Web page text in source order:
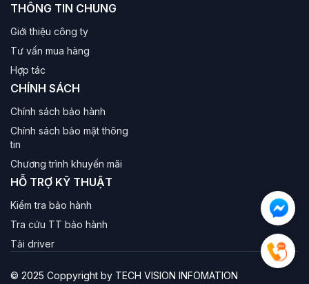
THÔNG TIN CHUNG
Giới thiệu công ty
Tư vấn mua hàng
Hợp tác
CHÍNH SÁCH
Chính sách bảo hành
Chính sách bảo mật thông
tin
Chương trình khuyến mãi
HỖ TRỢ KỸ THUẬT
Kiểm tra bảo hành
Tra cứu TT bảo hành
Tải driver
© 2025 Coppyright by TECH VISION INFOMATION